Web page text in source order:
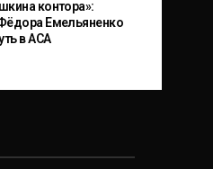
контора»:
Емельяненко
в ACA